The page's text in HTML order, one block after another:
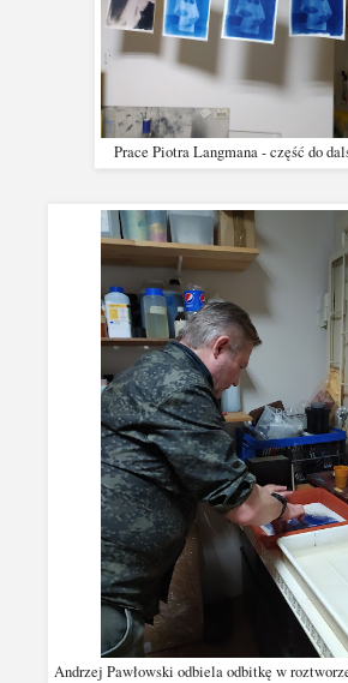
Prace Piotra Langmana - część do
Andrzej Pawłowski odbiela odbitkę w